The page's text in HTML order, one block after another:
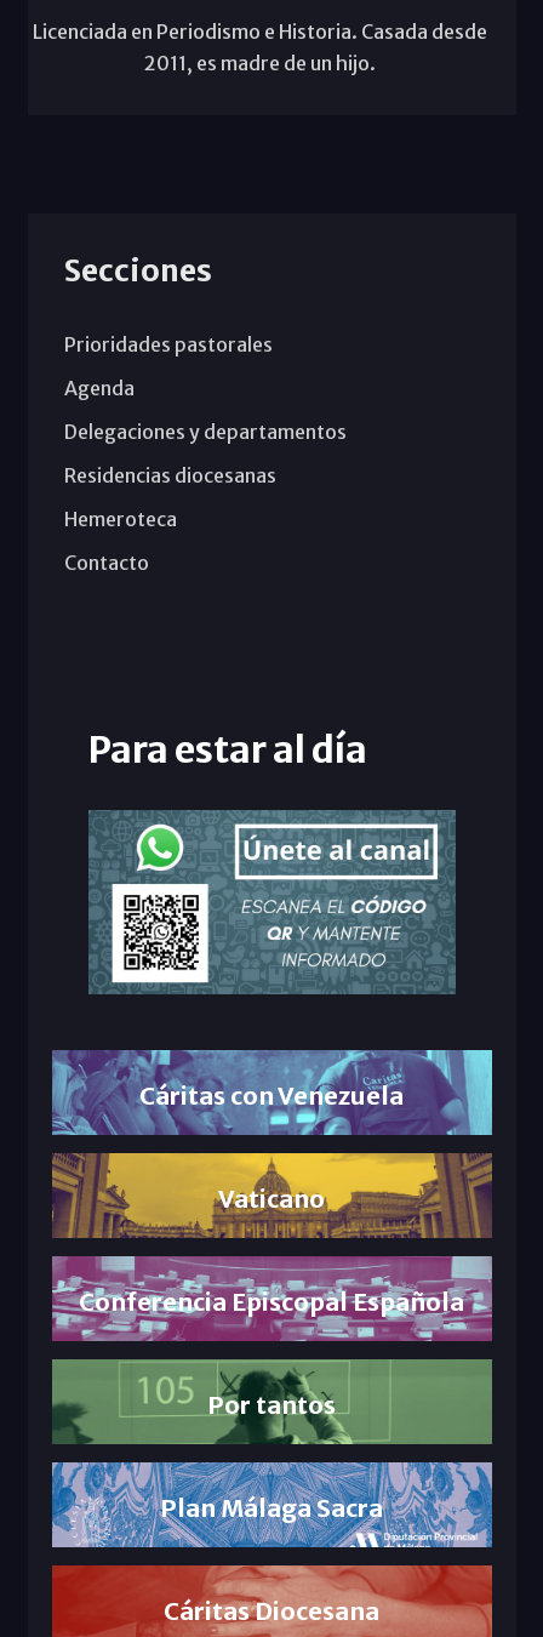
Licenciada en Periodismo e Historia. Casada desde
2011, es madre de un hijo.
Secciones
Prioridades pastorales
Agenda
Delegaciones y departamentos
Residencias diocesanas
Hemeroteca
Contacto
Para estar al día
Cáritas con Venezuela
Vaticano
Conferencia Episcopal Española
Por tantos
Plan Málaga Sacra
Cáritas Diocesana